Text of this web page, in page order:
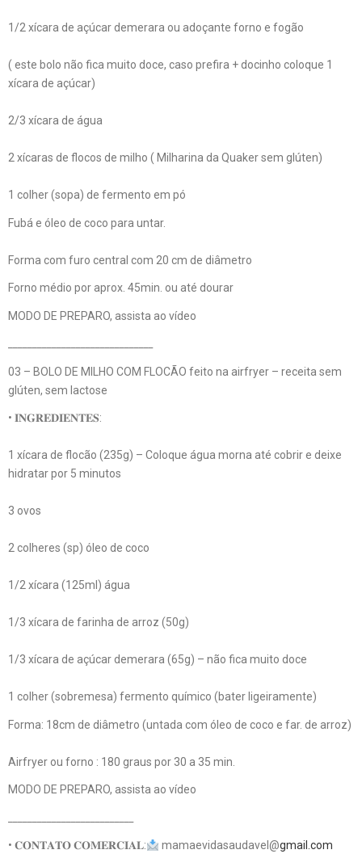
1/2 xícara de açúcar demerara ou adoçante forno e fogão
( este bolo não fica muito doce, caso prefira + docinho coloque 1
xícara de açúcar)
2/3 xícara de água
2 xícaras de flocos de milho ( Milharina da Quaker sem glúten)
1 colher (sopa) de fermento em pó
Fubá e óleo de coco para untar.
Forma com furo central com 20 cm de diâmetro
Forno médio por aprox. 45min. ou até dourar
MODO DE PREPARO, assista ao vídeo
03 – BOLO DE MILHO COM FLOCÃO feito na airfryer – receita sem
glúten, sem lactose
• 𝐈𝐍𝐆𝐑𝐄𝐃𝐈𝐄𝐍𝐓𝐄𝐒:
1 xícara de flocão (235g) – Coloque água morna até cobrir e deixe
hidratar por 5 minutos
3 ovos
2 colheres (sp) óleo de coco
1/2 xícara (125ml) água
1/3 xícara de farinha de arroz (50g)
1/3 xícara de açúcar demerara (65g) – não fica muito doce
1 colher (sobremesa) fermento químico (bater ligeiramente)
Forma: 18cm de diâmetro (untada com óleo de coco e far. de arroz)
Airfryer ou forno : 180 graus por 30 a 35 min.
MODO DE PREPARO, assista ao vídeo
• 𝐂𝐎𝐍𝐓𝐀𝐓𝐎 𝐂𝐎𝐌𝐄𝐑𝐂𝐈𝐀𝐋: mamaevidasaudavel@gmail.com